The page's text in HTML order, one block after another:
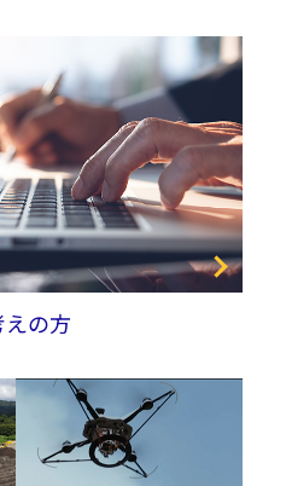
の方